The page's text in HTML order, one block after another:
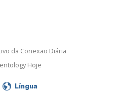
da Conexão Diária
Hoje
Língua